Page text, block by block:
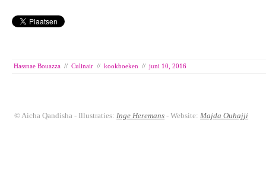
Hassnae Bouazza // Culinair // kookboeken // juni 10, 2016
© Aicha Qandisha - Illustraties: Inge Heremans - Website: Majda Ouhajji